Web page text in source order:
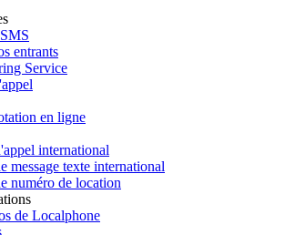
entrants
Service
en ligne
international
message texte international
numéro de location
de Localphone